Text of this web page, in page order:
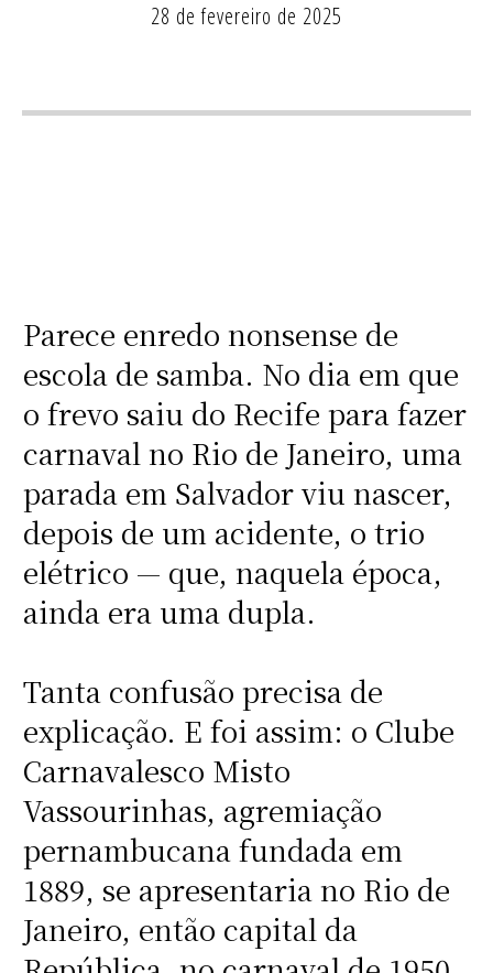
28 de fevereiro de 2025
Parece enredo nonsense de
escola de samba. No dia em que
o frevo saiu do Recife para fazer
carnaval no Rio de Janeiro, uma
parada em Salvador viu nascer,
depois de um acidente, o trio
elétrico — que, naquela época,
ainda era uma dupla.
Tanta confusão precisa de
explicação. E foi assim: o Clube
Carnavalesco Misto
Vassourinhas, agremiação
pernambucana fundada em
1889, se apresentaria no Rio de
Janeiro, então capital da